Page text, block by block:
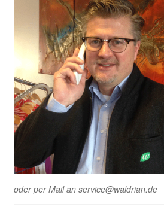
oder per Mail an service@waldrian.de